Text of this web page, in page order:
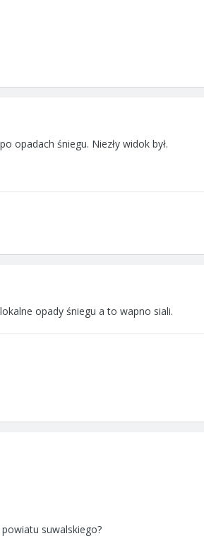
opadach śniegu. Niezły widok był.
opady śniegu a to wapno siali.
suwalskiego?